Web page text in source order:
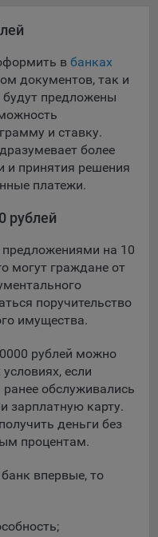
Адрес: Yandex
рекламы,
Ireland Ltd, Gordon
Ireland.
в банках
документов, так и
будут предложены
и ставку.
более
и принятия решения
платежи.
рублей
предложениями на 10
могут граждане от
поручительство
имущества.
рублей можно
если
ранее обслуживались
зарплатную карту.
деньги без
процентам.
впервые, то